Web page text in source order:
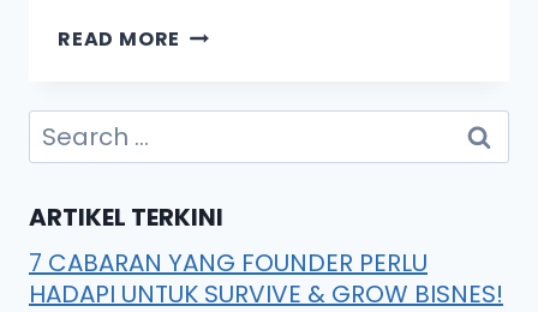
READ MORE
ARTIKEL TERKINI
7 CABARAN YANG FOUNDER PERLU
HADAPI UNTUK SURVIVE & GROW BISNES!